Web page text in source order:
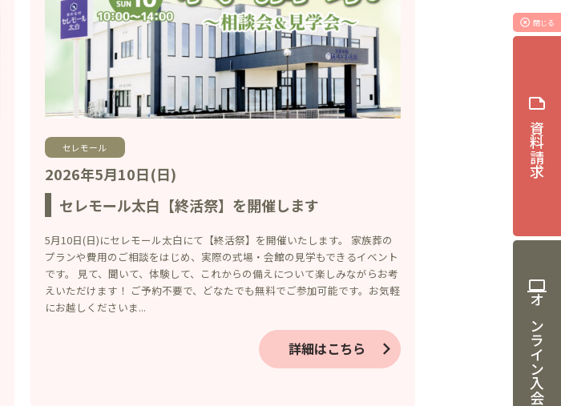
セレモール
2026年5月10日(日)
セレモール太白【終活祭】を開催します
5月10日(日)にセレモール太白にて【終活祭】を開催いたします。 家族葬の
プランや費用のご相談をはじめ、実際の式場・会館の見学もできるイベント
です。 見て、聞いて、体験して、これからの備えについて楽しみながらお考
えいただけます！ ご予約不要で、どなたでも無料でご参加可能です。お気軽
にお越しくださいま...
詳細はこちら
highlight_off 閉じる
note
資料請求
computer
オンライン入会